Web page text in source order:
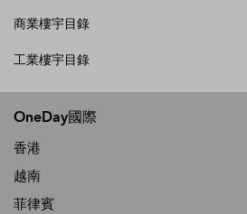
商業樓宇目錄
工業樓宇目錄
OneDay國際
香港
越南
菲律賓